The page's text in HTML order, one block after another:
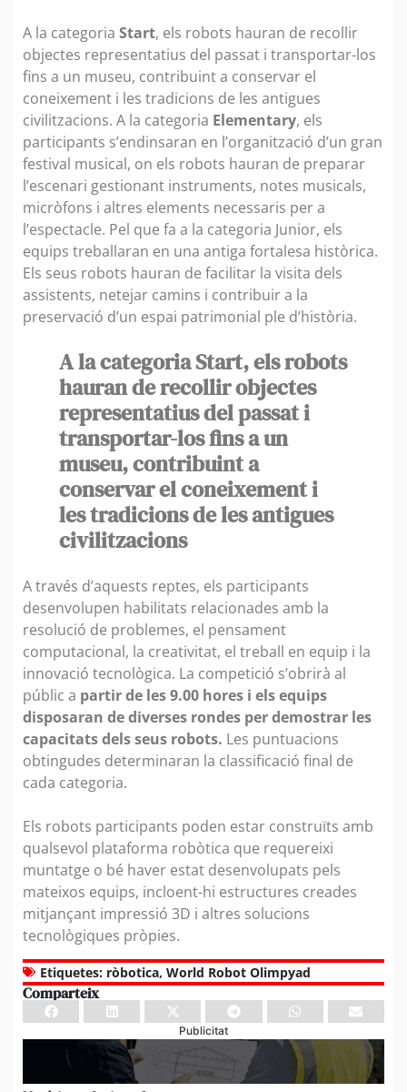
A la categoria Start, els robots hauran de recollir
objectes representatius del passat i transportar-los
fins a un museu, contribuint a conservar el
coneixement i les tradicions de les antigues
civilitzacions. A la categoria Elementary, els
participants s’endinsaran en l’organització d’un gran
festival musical, on els robots hauran de preparar
l’escenari gestionant instruments, notes musicals,
micròfons i altres elements necessaris per a
l’espectacle. Pel que fa a la categoria Junior, els
equips treballaran en una antiga fortalesa històrica.
Els seus robots hauran de facilitar la visita dels
assistents, netejar camins i contribuir a la
preservació d’un espai patrimonial ple d’història.
A la categoria Start, els robots
hauran de recollir objectes
representatius del passat i
transportar-los fins a un
museu, contribuint a
conservar el coneixement i
les tradicions de les antigues
civilitzacions
A través d’aquests reptes, els participants
desenvolupen habilitats relacionades amb la
resolució de problemes, el pensament
computacional, la creativitat, el treball en equip i la
innovació tecnològica. La competició s’obrirà al
públic a partir de les 9.00 hores i els equips
disposaran de diverses rondes per demostrar les
capacitats dels seus robots. Les puntuacions
obtingudes determinaran la classificació final de
cada categoria.
Els robots participants poden estar construïts amb
qualsevol plataforma robòtica que requereixi
muntatge o bé haver estat desenvolupats pels
mateixos equips, incloent-hi estructures creades
mitjançant impressió 3D i altres solucions
tecnològiques pròpies.
Etiquetes: ròbotica, World Robot Olimpyad
Comparteix
Publicitat